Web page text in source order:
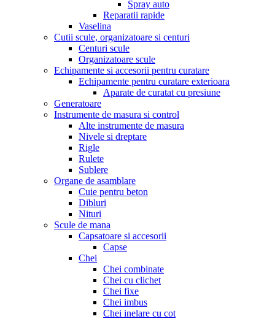
Spray auto
Reparatii rapide
Vaselina
Cutii scule, organizatoare si centuri
Centuri scule
Organizatoare scule
Echipamente si accesorii pentru curatare
Echipamente pentru curatare exterioara
Aparate de curatat cu presiune
Generatoare
Instrumente de masura si control
Alte instrumente de masura
Nivele si dreptare
Rigle
Rulete
Sublere
Organe de asamblare
Cuie pentru beton
Dibluri
Nituri
Scule de mana
Capsatoare si accesorii
Capse
Chei
Chei combinate
Chei cu clichet
Chei fixe
Chei imbus
Chei inelare cu cot